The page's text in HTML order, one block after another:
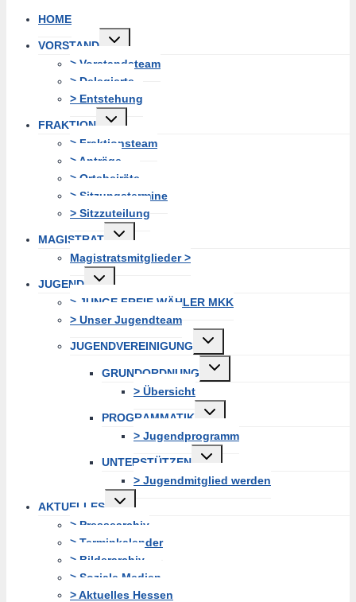
HOME
VORSTAND
Untermenü
erweitern
> Vorstandsteam
> Delegierte
> Entstehung
FRAKTION
Untermenü
erweitern
> Fraktionsteam
> Anträge
> Ortsbeiräte
> Sitzungstermine
> Sitzzuteilung
MAGISTRAT
Untermenü
erweitern
Magistratsmitglieder >
JUGEND
Untermenü
erweitern
> JUNGE FREIE WÄHLER MKK
> Unser Jugendteam
JUGENDVEREINIGUNG
Untermenü
erweitern
GRUNDORDNUNG
Untermenü
erweitern
> Übersicht
PROGRAMMATIK
Untermenü
erweitern
> Jugendprogramm
UNTERSTÜTZEN
Untermenü
erweitern
> Jugendmitglied werden
AKTUELLES
Untermenü
erweitern
> Pressearchiv
> Terminkalender
> Bilderarchiv
> Soziale Medien
> Aktuelles Hessen